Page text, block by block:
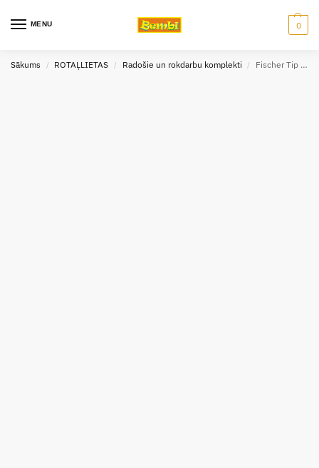
MENU 0
Sākums / ROTAĻLIETAS / Radošie un rokdarbu komplekti / Fischer Tip Panda radošais komplekts